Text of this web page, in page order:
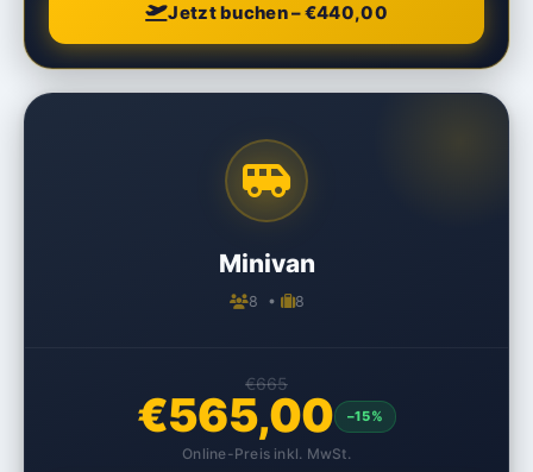
Jetzt buchen – €440,00
Minivan
8 • 8
€665
€565,00 –15%
Online-Preis inkl. MwSt.